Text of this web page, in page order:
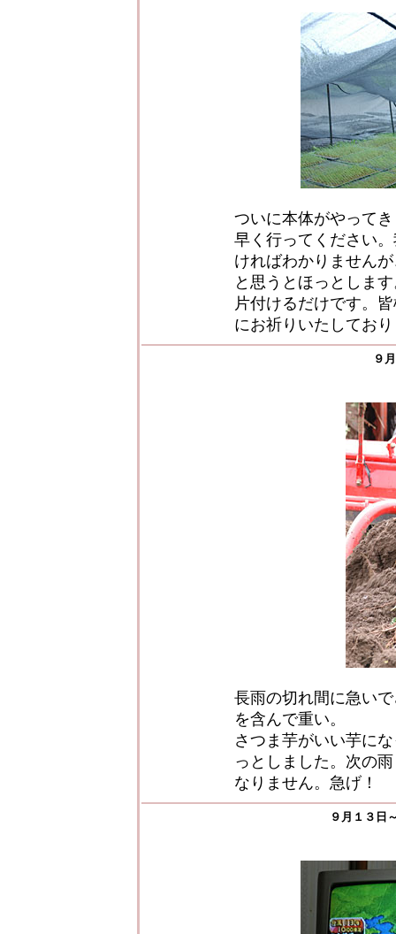
ついに本体がやって
早く行ってください
ければわかりません
と思うとほっとしま
片付けるだけです。
にお祈りいたしてお
９
長雨の切れ間に急い
を含んで重い。
さつま芋がいい芋に
っとしました。次の
なりません。急げ！
９月１３